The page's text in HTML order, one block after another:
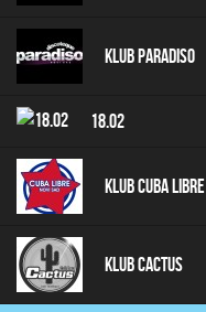
Klub Paradiso
18.02
Klub Cuba Libre
Klub Cactus